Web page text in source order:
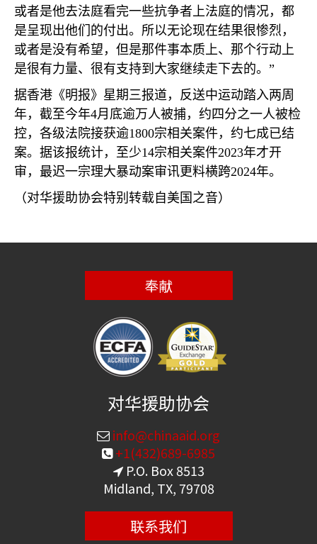
或者是他去法庭看完一些抗争者上法庭的情况，都
是呈现出他们的付出。所以无论现在结果很惨烈，
或者是没有希望，但是那件事本质上、那个行动上
是很有力量、很有支持到大家继续走下去的。”
据香港《明报》星期三报道，反送中运动踏入两周
年，截至今年4月底逾万人被捕，约四分之一人被检
控，各级法院接获逾1800宗相关案件，约七成已结
案。据该报统计，至少14宗相关案件2023年才开
审，最迟一宗理大暴动案审讯更料横跨2024年。
（对华援助协会特别转载自美国之音）
奉献
对华援助协会
info@chinaaid.org
+1(432)689-6985
P.O. Box 8513
Midland, TX, 79708
联系我们